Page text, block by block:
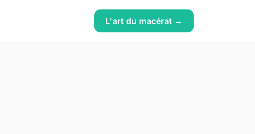
L'art du macérat →